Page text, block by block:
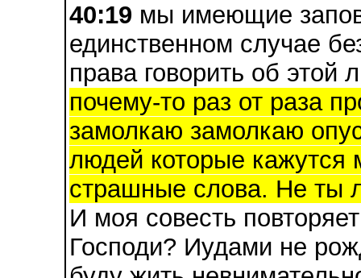
40:19 мы имеющие
единственном случае
права говорить об этой
почему-то раз от раза
замолкаю замолкаю
людей которые кажутся
страшные слова. Не ты
И моя совесть
Господи? Иудами не